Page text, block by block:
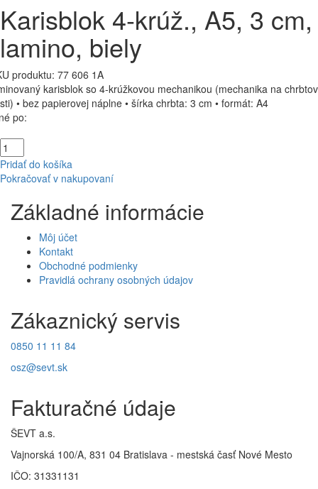
Karisblok 4-krúž., A5, 3 cm,
lamino, biely
produktu: 77 606 1A
karisblok so 4-krúžkovou mechanikou (mechanika na
• bez papierovej náplne • šírka chrbta: 3 cm • formát: A4
po:
Pridať do košíka
Pokračovať v nakupovaní
Základné informácie
Môj účet
Kontakt
Obchodné podmienky
Pravidlá ochrany osobných údajov
Zákaznický servis
0850 11 11 84
osz@sevt.sk
Fakturačné údaje
ŠEVT a.s.
Vajnorská 100/A, 831 04 Bratislava - mestská časť Nové Mesto
IČO: 31331131